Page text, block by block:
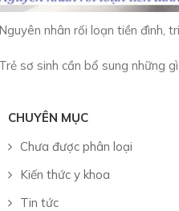
nhân rối loạn tiền đình,
sơ sinh cần bổ sung những
CHUYÊN MỤC
Chưa được phân loại
Kiến thức y khoa
Tin tức